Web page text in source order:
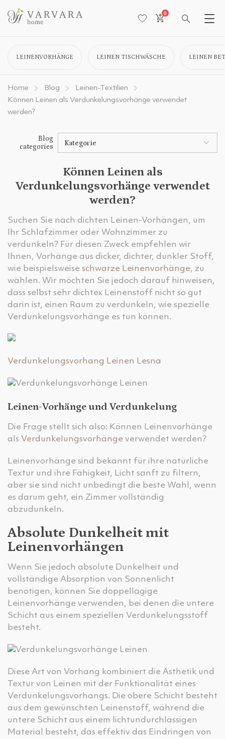
0
LEINENVORHÄNGE LEINEN TISCHWÄSCHE LEINEN
Home Blog
Leinen-Textilien
Können Leinen als Verdunkelungsvorhänge verwendet
werden?
Blog
categories
Kategorie
Können Leinen als
Verdunkelungsvorhänge verwendet
werden?
Suchen Sie nach dichten Leinen-Vorhängen, um
Ihr Schlafzimmer oder Wohnzimmer zu
verdunkeln? Für diesen Zweck empfehlen wir
Ihnen, Vorhänge aus dicker, dichter, dunkler Stoff,
wie beispielsweise schwarze Leinenvorhänge, zu
wählen. Wir möchten Sie jedoch darauf hinweisen,
dass selbst sehr dichteк Leinenstoff nicht so gut
darin ist, einen Raum zu verdunkeln, wie spezielle
Verdunkelungsvorhänge es tun können.
Verdunkelungsvorhang Leinen Lesna
Leinen-Vorhänge und Verdunkelung
Die Frage stellt sich also: Können Leinenvorhänge
als Verdunkelungsvorhänge verwendet werden?
Leinenvorhänge sind bekannt für ihre natürliche
Textur und ihre Fähigkeit, Licht sanft zu filtern,
aber sie sind nicht unbedingt die beste Wahl, wenn
es darum geht, ein Zimmer vollständig
abzudunkeln.
Absolute Dunkelheit mit
Leinenvorhängen
Wenn Sie jedoch absolute Dunkelheit und
vollständige Absorption von Sonnenlicht
benötigen, können Sie doppellagige
Leinenvorhänge verwenden, bei denen die untere
Schicht aus einem speziellen Verdunkelungsstoff
besteht.
Diese Art von Vorhang kombiniert die Ästhetik und
Textur von Leinen mit der Funktionalität eines
Verdunkelungsvorhangs. Die obere Schicht besteht
aus dem gewünschten Leinenstoff, während die
untere Schicht aus einem lichtundurchlässigen
Material besteht, das effektiv das Eindringen von